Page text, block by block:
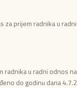
za prijem radnika u
radnika u radni odnos na
do godinu dana